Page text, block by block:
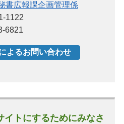
書広報課企画管理係
1122
6821
イトにするためにみなさ